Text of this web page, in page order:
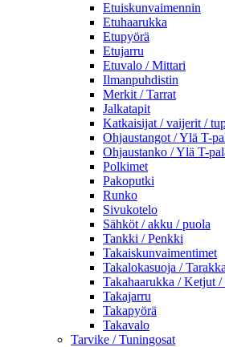
Etuiskunvaimennin
Etuhaarukka
Etupyörä
Etujarru
Etuvalo / Mittari
Ilmanpuhdistin
Merkit / Tarrat
Jalkatapit
Katkaisijat / vaijerit /
Ohjaustangot / Ylä T-
Ohjaustanko / Ylä T-
Polkimet
Pakoputki
Runko
Sivukotelo
Sähköt / akku / puola
Tankki / Penkki
Takaiskunvaimentimet
Takalokasuoja / Tarakka
Takahaarukka / Ketjut
Takajarru
Takapyörä
Takavalo
Tarvike / Tuningosat